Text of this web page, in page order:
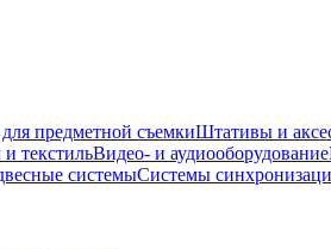
предметной съемкиШтативы и
текстильВидео- и аудиооборудование
системыСистемы